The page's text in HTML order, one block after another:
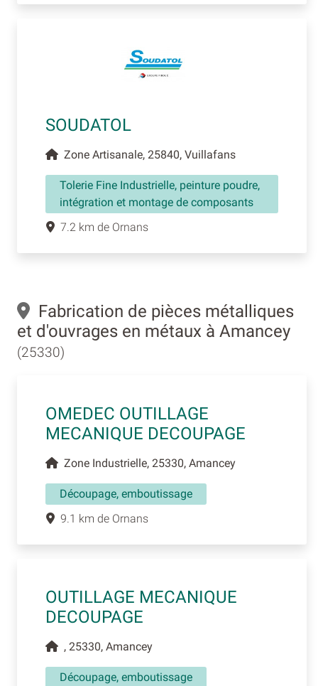
SOUDATOL
Zone Artisanale, 25840, Vuillafans
Tolerie Fine Industrielle, peinture poudre,
intégration et montage de composants
7.2 km de Ornans
Fabrication de pièces métalliques
et d'ouvrages en métaux à Amancey
(25330)
OMEDEC OUTILLAGE
MECANIQUE DECOUPAGE
Zone Industrielle, 25330, Amancey
Découpage, emboutissage
9.1 km de Ornans
OUTILLAGE MECANIQUE
DECOUPAGE
, 25330, Amancey
Découpage, emboutissage